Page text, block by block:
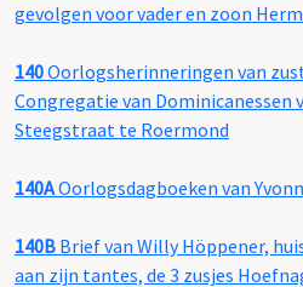
gevolgen voor vader en zoon
140Oorlogsherinneringen van
Congregatie van Dominicanessen
Steegstraat te Roermond
140AOorlogsdagboeken van
140B Brief van Willy Höppener,
aan zijn tantes, de 3 zusjes